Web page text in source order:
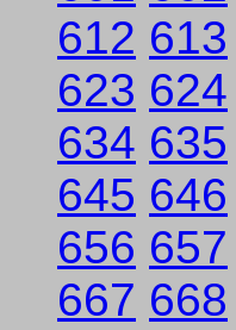
612 613
623 624
634 635
645 646
656 657
667 668